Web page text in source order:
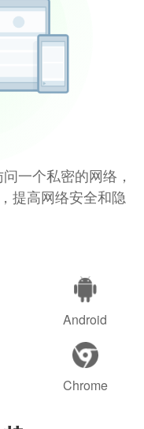
一个私密的网络，
提高网络安全和隐
Android
Chrome